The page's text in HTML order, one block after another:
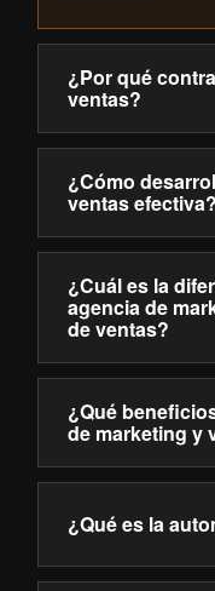
¿Por qué
ventas?
¿Cómo
ventas efectiva?
¿Cuál es la
agencia de
de ventas?
¿Qué
de marketing y
¿Qué es la